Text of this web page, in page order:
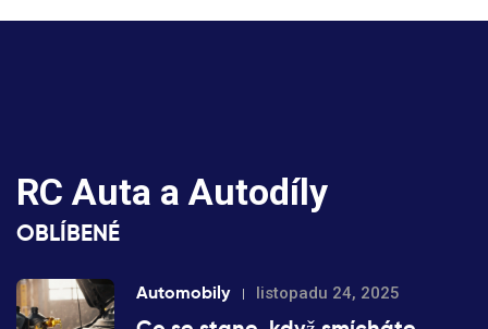
RC Auta a Autodíly
OBLÍBENÉ
Automobily listopadu 24, 2025